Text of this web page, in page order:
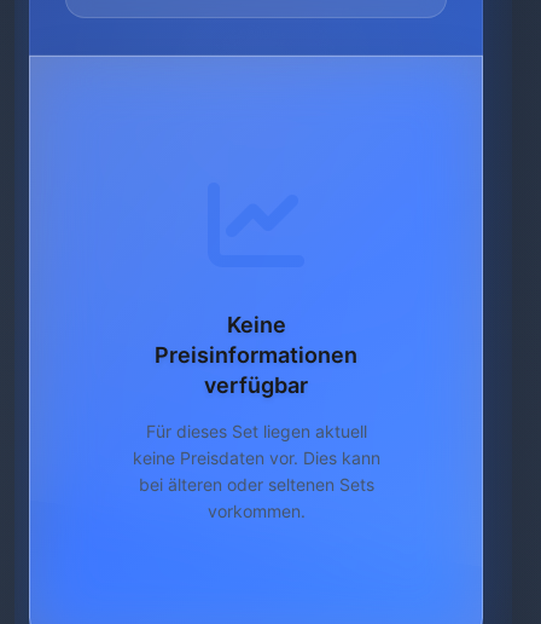
Keine
Preisinformationen
verfügbar
Für dieses Set liegen aktuell
keine Preisdaten vor. Dies kann
bei älteren oder seltenen Sets
vorkommen.